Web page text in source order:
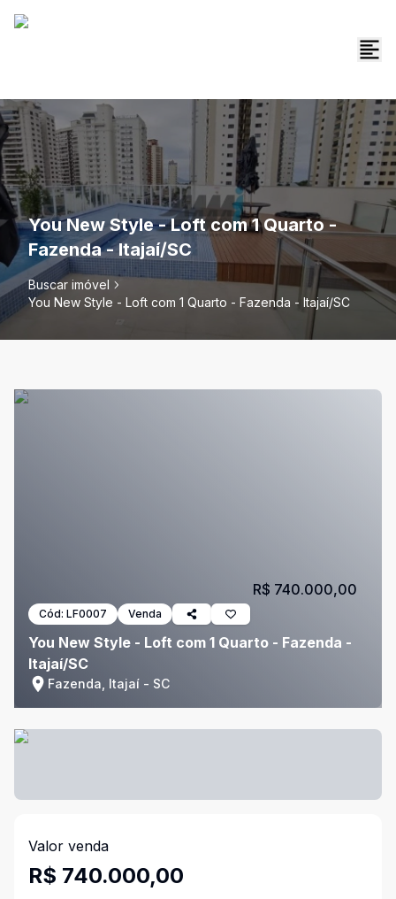
You New Style - Loft com 1 Quarto -
Fazenda - Itajaí/SC
Buscar imóvel
You New Style - Loft com 1 Quarto - Fazenda - Itajaí/SC
Cód: LF0007 Venda
You New Style - Loft com 1 Quarto - Fazenda -
Itajaí/SC
Fazenda, Itajaí - SC
R$ 740.000,00
Valor venda
R$ 740.000,00